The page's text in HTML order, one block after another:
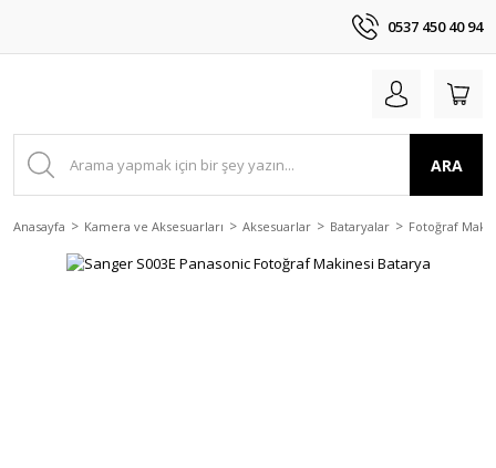
0537 450 40 94
ARA
Anasayfa Kamera ve Aksesuarları Aksesuarlar Bataryalar Fotoğraf